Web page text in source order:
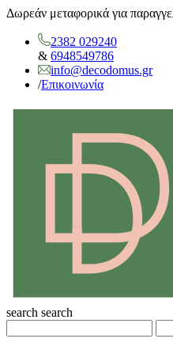
Δωρεάν μεταφορικά για
2382 029240
& 6948549786
info@decodomus.gr
/Επικοινωνία
search search